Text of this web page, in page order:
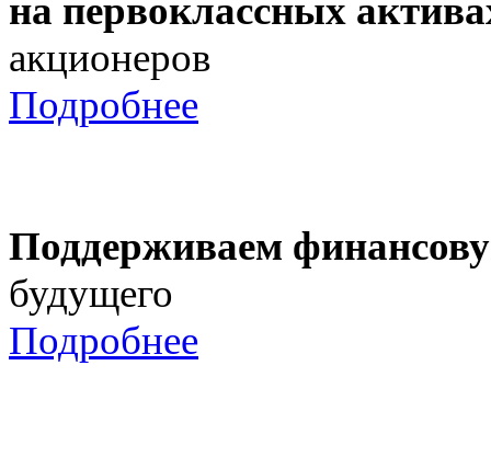
на первоклассных
акционеров
Подробнее
Поддерживаем
будущего
Подробнее